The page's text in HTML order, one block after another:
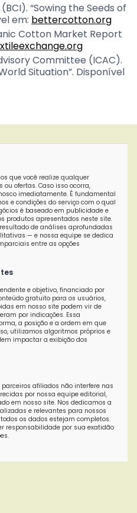
“Sowing the Seeds of
em: bettercotton.org
Cotton Market Report
Committee (ICAC).
Situation”. Disponível
que você realize qualquer
ofertas. Caso isso ocorra,
imediatamente. É fundamental
e condições do serviço com o qual
é baseado em publicidade e
produtos apresentados neste site.
de análises aprofundadas
— e nossa equipe se dedica
entre as opções
e objetivo, financiado por
gratuito para os usuários,
em nosso site podem vir de
por indicações. Essa
a posição e a ordem em que
utilizamos algoritmos próprios e
impactar a exibição dos
afiliados não interfere nas
por nossa equipe editorial,
em nosso site. Nos dedicamos a
e relevantes para nossos
os dados estejam completos.
responsabilidade por sua exatidão